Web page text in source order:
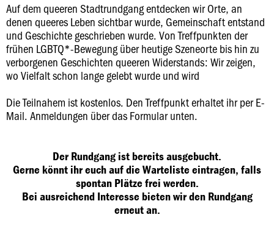
Auf dem queeren Stadtrundgang entdecken wir Orte, an
denen queeres Leben sichtbar wurde, Gemeinschaft entstand
und Geschichte geschrieben wurde. Von Treffpunkten der
frühen LGBTQ*-Bewegung über heutige Szeneorte bis hin zu
verborgenen Geschichten queeren Widerstands: Wir zeigen,
wo Vielfalt schon lange gelebt wurde und wird
Die Teilnahem ist kostenlos. Den Treffpunkt erhaltet ihr per E-
Mail. Anmeldungen über das Formular unten.
Der Rundgang ist bereits ausgebucht.
Gerne könnt ihr euch auf die Warteliste eintragen, falls
spontan Plätze frei werden.
Bei ausreichend Interesse bieten wir den Rundgang
erneut an.